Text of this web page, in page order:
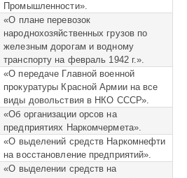
Промышленности».
«О плане перевозок
народнохозяйственных грузов по
железным дорогам и водному
транспорту на февраль 1942 г.».
«О передаче Главной военной
прокуратуры Красной Армии на все
виды довольствия в НКО СССР».
«Об организации орсов на
предприятиях Наркомчермета».
«О выделений средств Наркомнефти
на восстановление предприятий».
«О выделении средств на